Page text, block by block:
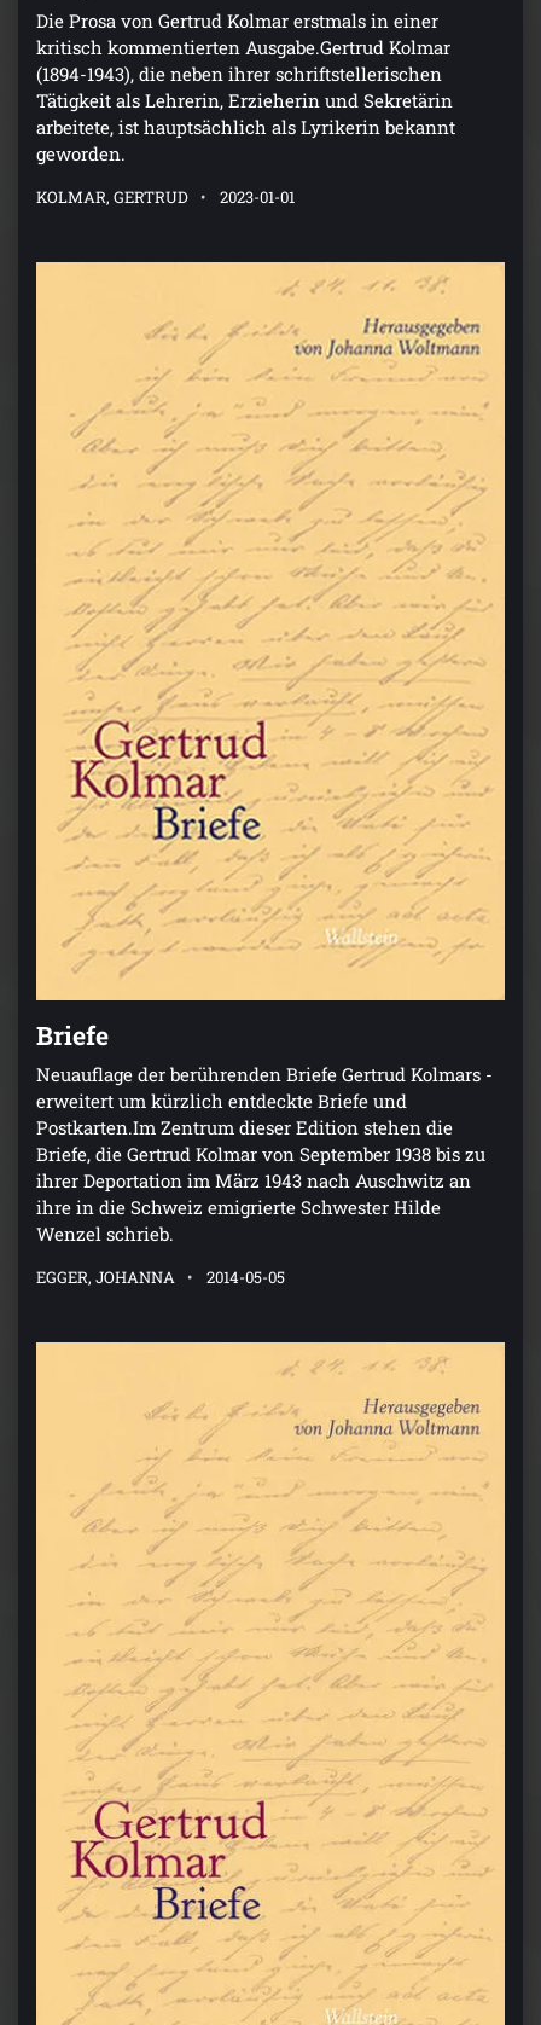
Die Prosa von Gertrud Kolmar erstmals in einer
kritisch kommentierten Ausgabe.Gertrud Kolmar
(1894-1943), die neben ihrer schriftstellerischen
Tätigkeit als Lehrerin, Erzieherin und Sekretärin
arbeitete, ist hauptsächlich als Lyrikerin bekannt
geworden.
KOLMAR, GERTRUD 2023-01-01
Briefe
Neuauflage der berührenden Briefe Gertrud Kolmars -
erweitert um kürzlich entdeckte Briefe und
Postkarten.Im Zentrum dieser Edition stehen die
Briefe, die Gertrud Kolmar von September 1938 bis zu
ihrer Deportation im März 1943 nach Auschwitz an
ihre in die Schweiz emigrierte Schwester Hilde
Wenzel schrieb.
EGGER, JOHANNA 2014-05-05